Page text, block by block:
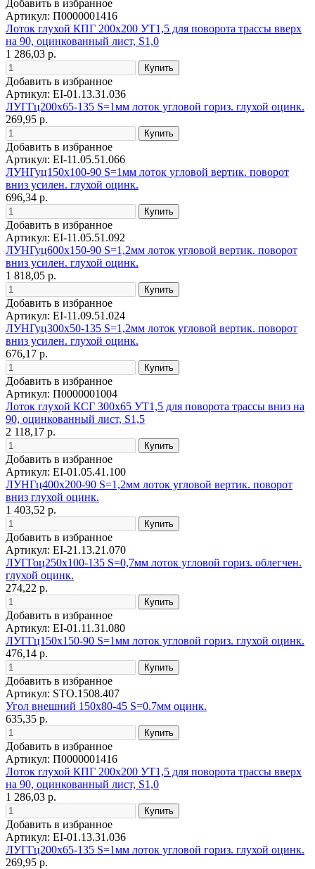
Добавить в избранное
Артикул: П0000001416
Лоток глухой КПГ 200х200 УТ1,5 для поворота трассы вверх
на 90, оцинкованный лист, S1,0
1 286,03 р.
Добавить в избранное
Артикул: EI-01.13.31.036
ЛУГГц200х65-135 S=1мм лоток угловой гориз. глухой оцинк.
269,95 р.
Добавить в избранное
Артикул: EI-11.05.51.066
ЛУНГуц150х100-90 S=1мм лоток угловой вертик. поворот
вниз усилен. глухой оцинк.
696,34 р.
Добавить в избранное
Артикул: EI-11.05.51.092
ЛУНГуц600х150-90 S=1,2мм лоток угловой вертик. поворот
вниз усилен. глухой оцинк.
1 818,05 р.
Добавить в избранное
Артикул: EI-11.09.51.024
ЛУНГуц300х50-135 S=1,2мм лоток угловой вертик. поворот
вниз усилен. глухой оцинк.
676,17 р.
Добавить в избранное
Артикул: П0000001004
Лоток глухой КСГ 300х65 УТ1,5 для поворота трассы вниз на
90, оцинкованный лист, S1,5
2 118,17 р.
Добавить в избранное
Артикул: EI-01.05.41.100
ЛУНГц400х200-90 S=1,2мм лоток угловой вертик. поворот
вниз глухой оцинк.
1 403,52 р.
Добавить в избранное
Артикул: EI-21.13.21.070
ЛУГГоц250х100-135 S=0,7мм лоток угловой гориз. облегчен.
глухой оцинк.
274,22 р.
Добавить в избранное
Артикул: EI-01.11.31.080
ЛУГГц150х150-90 S=1мм лоток угловой гориз. глухой оцинк.
476,14 р.
Добавить в избранное
Артикул: STO.1508.407
Угол внешний 150х80-45 S=0.7мм оцинк.
635,35 р.
Добавить в избранное
Артикул: П0000001416
Лоток глухой КПГ 200х200 УТ1,5 для поворота трассы вверх
на 90, оцинкованный лист, S1,0
1 286,03 р.
Добавить в избранное
Артикул: EI-01.13.31.036
ЛУГГц200х65-135 S=1мм лоток угловой гориз. глухой оцинк.
269,95 р.